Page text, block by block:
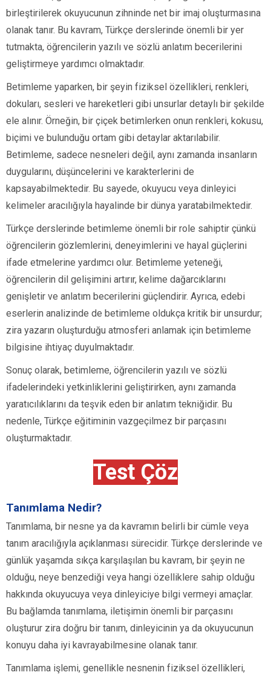
birleştirilerek okuyucunun zihninde net bir imaj oluşturmasına
olanak tanır. Bu kavram, Türkçe derslerinde önemli bir yer
tutmakta, öğrencilerin yazılı ve sözlü anlatım becerilerini
geliştirmeye yardımcı olmaktadır.
Betimleme yaparken, bir şeyin fiziksel özellikleri, renkleri,
dokuları, sesleri ve hareketleri gibi unsurlar detaylı bir şekilde
ele alınır. Örneğin, bir çiçek betimlerken onun renkleri, kokusu,
biçimi ve bulunduğu ortam gibi detaylar aktarılabilir.
Betimleme, sadece nesneleri değil, aynı zamanda insanların
duygularını, düşüncelerini ve karakterlerini de
kapsayabilmektedir. Bu sayede, okuyucu veya dinleyici
kelimeler aracılığıyla hayalinde bir dünya yaratabilmektedir.
Türkçe derslerinde betimleme önemli bir role sahiptir çünkü
öğrencilerin gözlemlerini, deneyimlerini ve hayal güçlerini
ifade etmelerine yardımcı olur. Betimleme yeteneği,
öğrencilerin dil gelişimini artırır, kelime dağarcıklarını
genişletir ve anlatım becerilerini güçlendirir. Ayrıca, edebi
eserlerin analizinde de betimleme oldukça kritik bir unsurdur;
zira yazarın oluşturduğu atmosferi anlamak için betimleme
bilgisine ihtiyaç duyulmaktadır.
Sonuç olarak, betimleme, öğrencilerin yazılı ve sözlü
ifadelerindeki yetkinliklerini geliştirirken, aynı zamanda
yaratıcılıklarını da teşvik eden bir anlatım tekniğidir. Bu
nedenle, Türkçe eğitiminin vazgeçilmez bir parçasını
oluşturmaktadır.
Test Çöz
Tanımlama Nedir?
Tanımlama, bir nesne ya da kavramın belirli bir cümle veya
tanım aracılığıyla açıklanması sürecidir. Türkçe derslerinde ve
günlük yaşamda sıkça karşılaşılan bu kavram, bir şeyin ne
olduğu, neye benzediği veya hangi özelliklere sahip olduğu
hakkında okuyucuya veya dinleyiciye bilgi vermeyi amaçlar.
Bu bağlamda tanımlama, iletişimin önemli bir parçasını
oluşturur zira doğru bir tanım, dinleyicinin ya da okuyucunun
konuyu daha iyi kavrayabilmesine olanak tanır.
Tanımlama işlemi, genellikle nesnenin fiziksel özellikleri,